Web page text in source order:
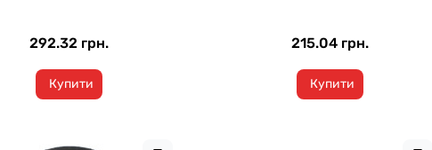
292.32 грн.
Купити
215.04 грн.
Купити